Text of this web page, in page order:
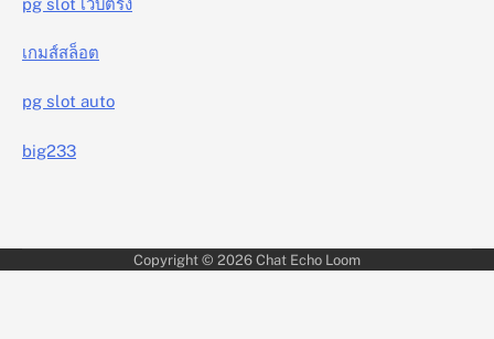
เกมส์สล็อต
pg slot auto
big233
Copyright © 2026 Chat Echo Loom